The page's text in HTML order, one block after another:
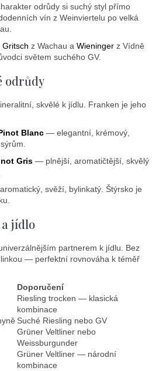
odrůdy si suchý styl přímo
vín z Weinviertelu po velká
Gritsch z Wachau a Wieninger z Vídně
světem suchého GV.
odrůdy
skvělé k jídlu. Franken je jeho
Blanc — elegantní, krémový,
Gris — plnější, aromatičtější, skvělý
svěží, bylinkatý. Štýrsko je
a jídlo
partnerem k jídlu. Bez
— perfektní rovnováha k téměř
Doporučení
Riesling trocken — klasická
kombinace
Suché Riesling nebo GV
Grüner Veltliner nebo
Weissburgunder
Grüner Veltliner — národní
kombinace